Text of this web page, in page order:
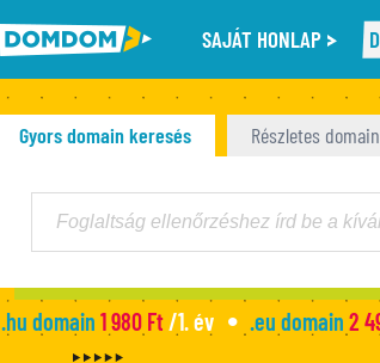
SAJÁT HONLAP
Gyors domain keresés Részletes
.hu domain 1 980 Ft/1. év .eu domain 2